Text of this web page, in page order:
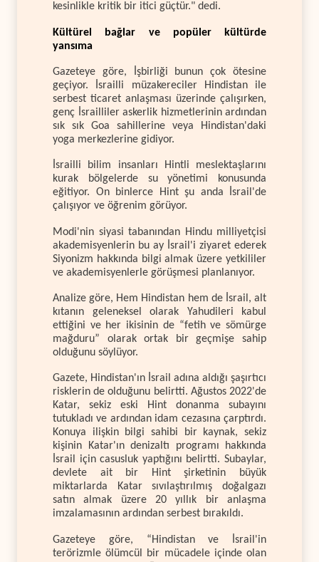
kesinlikle kritik bir itici güçtür." dedi.
Kültürel bağlar ve popüler kültürde
yansıma
Gazeteye göre, İşbirliği bunun çok ötesine
geçiyor. İsrailli müzakereciler Hindistan ile
serbest ticaret anlaşması üzerinde çalışırken,
genç İsrailliler askerlik hizmetlerinin ardından
sık sık Goa sahillerine veya Hindistan'daki
yoga merkezlerine gidiyor.
İsrailli bilim insanları Hintli meslektaşlarını
kurak bölgelerde su yönetimi konusunda
eğitiyor. On binlerce Hint şu anda İsrail'de
çalışıyor ve öğrenim görüyor.
Modi'nin siyasi tabanından Hindu milliyetçisi
akademisyenlerin bu ay İsrail'i ziyaret ederek
Siyonizm hakkında bilgi almak üzere yetkililer
ve akademisyenlerle görüşmesi planlanıyor.
Analize göre, Hem Hindistan hem de İsrail, alt
kıtanın geleneksel olarak Yahudileri kabul
ettiğini ve her ikisinin de “fetih ve sömürge
mağduru” olarak ortak bir geçmişe sahip
olduğunu söylüyor.
Gazete, Hindistan'ın İsrail adına aldığı şaşırtıcı
risklerin de olduğunu belirtti. Ağustos 2022'de
Katar, sekiz eski Hint donanma subayını
tutukladı ve ardından idam cezasına çarptırdı.
Konuya ilişkin bilgi sahibi bir kaynak, sekiz
kişinin Katar'ın denizaltı programı hakkında
İsrail için casusluk yaptığını belirtti. Subaylar,
devlete ait bir Hint şirketinin büyük
miktarlarda Katar sıvılaştırılmış doğalgazı
satın almak üzere 20 yıllık bir anlaşma
imzalamasının ardından serbest bırakıldı.
Gazeteye göre, “Hindistan ve İsrail'in
terörizmle ölümcül bir mücadele içinde olan